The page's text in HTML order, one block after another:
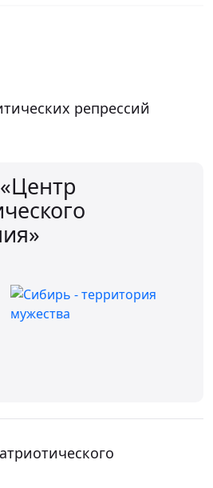
репрессий